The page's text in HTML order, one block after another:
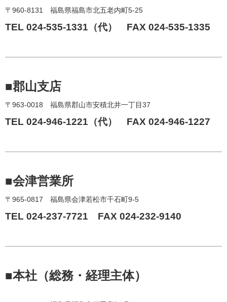
〒960-8131 福島県福島市北五老内町5-25
TEL 024-535-1331（代） FAX 024-535-1335
■郡山支店
〒963-0018 福島県郡山市安積北井一丁目37
TEL 024-946-1221（代） FAX 024-946-1227
■会津営業所
〒965-0817 福島県会津若松市千石町9-5
TEL 024-237-7721 FAX 024-232-9140
■本社（総務・経理主体）